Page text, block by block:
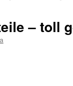
– toll